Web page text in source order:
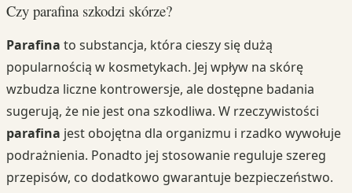
Czy parafina szkodzi skórze?
Parafina to substancja, która cieszy się dużą
popularnością w kosmetykach. Jej wpływ na skórę
wzbudza liczne kontrowersje, ale dostępne badania
sugerują, że nie jest ona szkodliwa. W rzeczywistości
parafina jest obojętna dla organizmu i rzadko wywołuje
podrażnienia. Ponadto jej stosowanie reguluje szereg
przepisów, co dodatkowo gwarantuje bezpieczeństwo.